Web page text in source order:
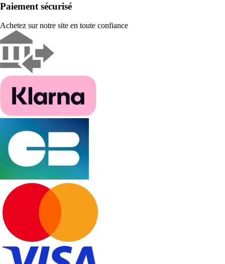
Paiement sécurisé
Achetez sur notre site en toute confiance